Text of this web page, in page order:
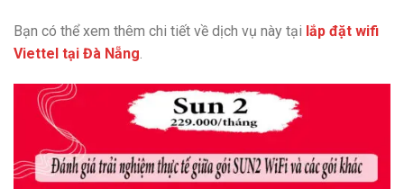
Bạn có thể xem thêm chi tiết về dịch vụ này tại lắp đặt wifi
Viettel tại Đà Nẵng.